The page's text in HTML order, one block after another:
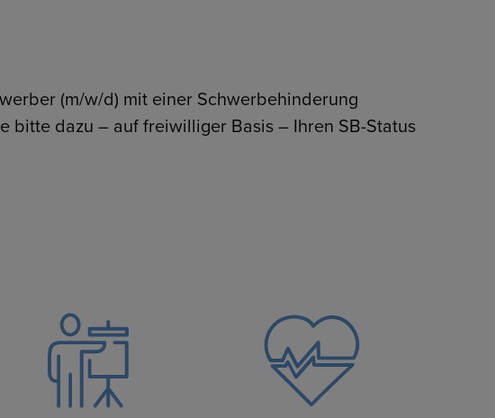
(m/w/d) mit einer Schwerbehinderung
bitte dazu – auf freiwilliger Basis – Ihren SB-Status